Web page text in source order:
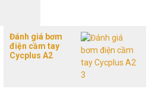
Đánh giá bơm
điện cầm tay
Cycplus A2